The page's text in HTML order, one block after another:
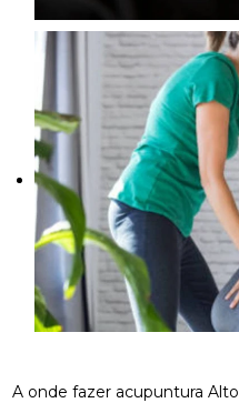
A onde fazer acupuntura